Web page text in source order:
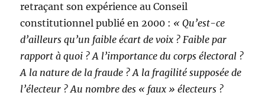
retraçant son expérience au Conseil
constitutionnel publié en 2000 : « Qu’est-ce
d’ailleurs qu’un faible écart de voix ? Faible par
rapport à quoi ? A l’importance du corps électoral ?
A la nature de la fraude ? A la fragilité supposée de
l’électeur ? Au nombre des « faux » électeurs ?